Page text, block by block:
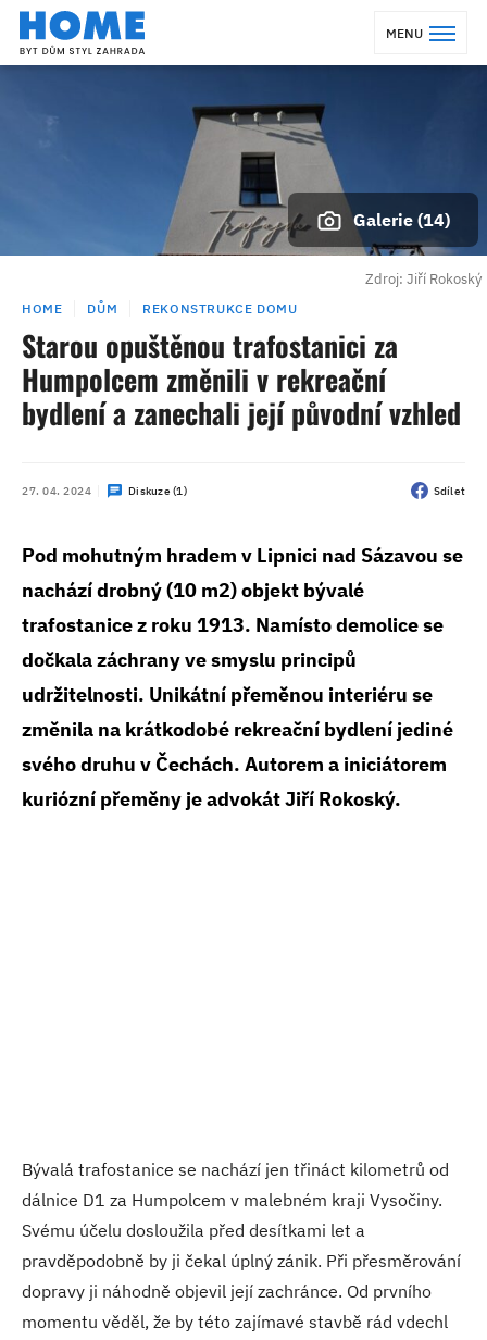
MENU
Galerie (14)
Zdroj: Jiří Rokoský
HOME DŮM REKONSTRUKCE DOMU
Starou opuštěnou trafostanici za
Humpolcem změnili v rekreační
bydlení a zanechali její původní vzhled
27. 04. 2024 Diskuze (1) Sdílet
Pod mohutným hradem v Lipnici nad Sázavou se
nachází drobný (10 m2) objekt bývalé
trafostanice z roku 1913. Namísto demolice se
dočkala záchrany ve smyslu principů
udržitelnosti. Unikátní přeměnou interiéru se
změnila na krátkodobé rekreační bydlení jediné
svého druhu v Čechách. Autorem a iniciátorem
kuriózní přeměny je advokát Jiří Rokoský.
Bývalá trafostanice se nachází jen třináct kilometrů od
dálnice D1 za Humpolcem v malebném kraji Vysočiny.
Svému účelu dosloužila před desítkami let a
pravděpodobně by ji čekal úplný zánik. Při přesměrování
dopravy ji náhodně objevil její zachránce. Od prvního
momentu věděl, že by této zajímavé stavbě rád vdechl